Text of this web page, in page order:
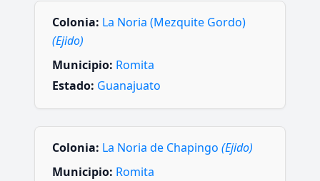
Colonia: La Noria (Mezquite Gordo)
(Ejido)
Municipio: Romita
Estado: Guanajuato
Colonia: La Noria de Chapingo (Ejido)
Municipio: Romita